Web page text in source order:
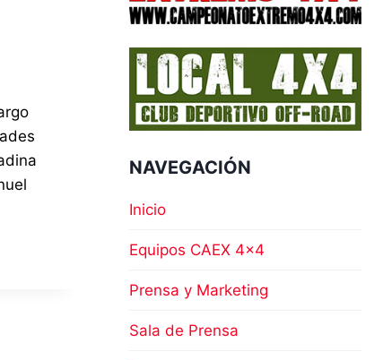
NAVEGACIÓN
Inicio
Equipos CAEX 4×4
Prensa y Marketing
Sala de Prensa